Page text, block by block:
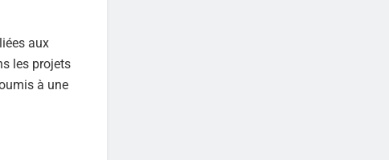
aux
les projets
à une